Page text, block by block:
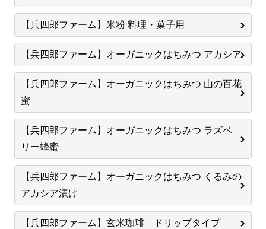
【兵四郎ファーム】米粉 料理・菓子用
【兵四郎ファーム】オーガニックはちみつ アカシア
【兵四郎ファーム】オーガニックはちみつ 山の百花
蜜
【兵四郎ファーム】オーガニックはちみつ ラズベ
リー蜂蜜
【兵四郎ファーム】オーガニックはちみつ くるみの
アカシア漬け
【兵四郎ファーム】玄米珈琲 ドリップタイプ